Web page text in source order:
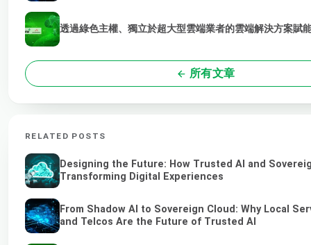
透過綠色主權、獨立於超大型雲端業者的雲端解決方案賦
所有文章
RELATED POSTS
Designing the Future: How Trusted AI and
Transforming Digital Experiences
From Shadow AI to Sovereign Cloud: Why Local
and Telcos Are the Future of Trusted AI